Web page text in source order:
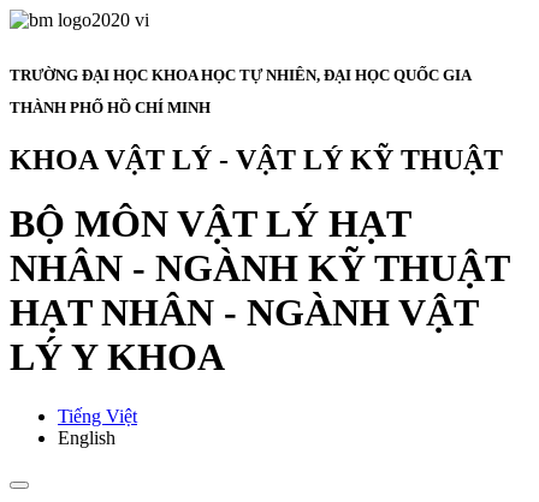
TRƯỜNG ĐẠI HỌC KHOA HỌC TỰ NHIÊN, ĐẠI HỌC QUỐC GIA
THÀNH PHỐ HỒ CHÍ MINH
KHOA VẬT LÝ - VẬT LÝ KỸ THUẬT
BỘ MÔN VẬT LÝ HẠT
NHÂN - NGÀNH KỸ THUẬT
HẠT NHÂN - NGÀNH VẬT
LÝ Y KHOA
Tiếng Việt
English